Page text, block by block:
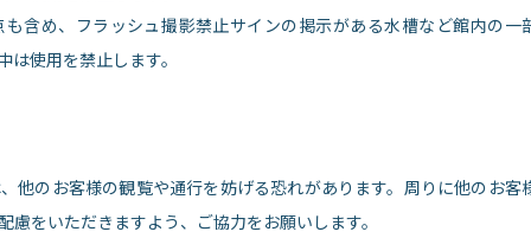
含め、フラッシュ撮影禁止サインの掲示がある水槽など館内の一
使用を禁止します。
他のお客様の観覧や通行を妨げる恐れがあります。周りに他のお客
をいただきますよう、ご協力をお願いします。